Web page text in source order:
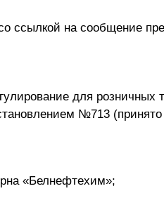
ссылкой на сообщение
для розничных
№713
«Белнефтехим»;